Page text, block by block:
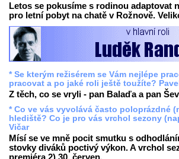
Letos se pokusíme s rodinou adaptovat
pro letní pobyt na chatě v Rožnově.
* Se kterým režisérem se Vám nejlépe
pracovat a po jaké roli ještě toužíte?
Z těch, co se vryli - pan Balaďa a pan
* Co ve vás vyvolává často poloprázdné
hlediště? Co je pro vás vrchol sezony
Vičar
Mísí se ve mně pocit smutku s
stovky diváků poctivý výkon. A vrchol
premiéra 2) 30. červen.